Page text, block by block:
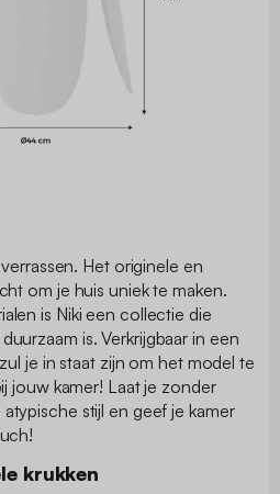
Het originele en
om je huis uniek te maken.
is Niki een collectie die
is. Verkrijgbaar in een
je in staat zijn om het model te
jouw kamer! Laat je zonder
stijl en geef je kamer
krukken